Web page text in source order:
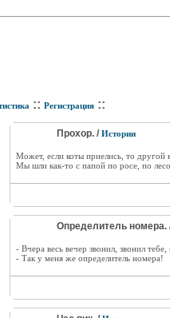
:: Регистрация ::
Прохор. / Истории
Может, если коты приелись, то
Мы шли как-то с папой по росе, по
Определитель номера.
- Вчера весь вечер звонил, звонил
- Так у меня же определитель номера!